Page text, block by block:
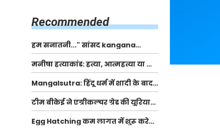
Recommended
हम सनातनी..." सांसद kangana
Ranaut से क्या बोली लड़की? Viral
Jantar-Mantar | CJP protest
मनीषा हत्याकांड: हत्या, आत्महत्या या कोई बड़ा राज?
| Full Story | Josh Haryana
Mangalsutra: हिंदू धर्म में शादी के बाद
मंगलसूत्र क्यों पहनती है महिलाएं, किसने
शुरु की ये परंपरा
टीम बीकेई ने एग्रीकल्चर ग्रेड की यूरिया
खाद गट्टों में बदलकर टेक्निकल ग्रेड में
बेचने वालों पर करवाई कार्रवाई:
Egg Hatching कम लागत में शुरू करे